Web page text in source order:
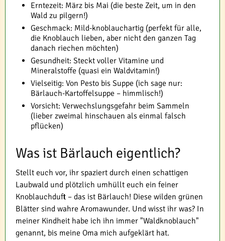
Erntezeit: März bis Mai (die beste Zeit, um in den
Wald zu pilgern!)
Geschmack: Mild-knoblauchartig (perfekt für alle,
die Knoblauch lieben, aber nicht den ganzen Tag
danach riechen möchten)
Gesundheit: Steckt voller Vitamine und
Mineralstoffe (quasi ein Waldvitamin!)
Vielseitig: Von Pesto bis Suppe (ich sage nur:
Bärlauch-Kartoffelsuppe – himmlisch!)
Vorsicht: Verwechslungsgefahr beim Sammeln
(lieber zweimal hinschauen als einmal falsch
pflücken)
Was ist Bärlauch eigentlich?
Stellt euch vor, ihr spaziert durch einen schattigen
Laubwald und plötzlich umhüllt euch ein feiner
Knoblauchduft – das ist Bärlauch! Diese wilden grünen
Blätter sind wahre Aromawunder. Und wisst ihr was? In
meiner Kindheit habe ich ihn immer "Waldknoblauch"
genannt, bis meine Oma mich aufgeklärt hat.